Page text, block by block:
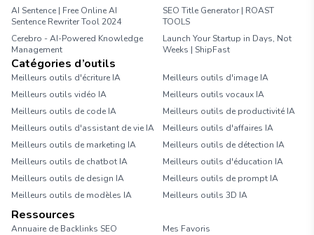
AI Sentence | Free Online AI
Sentence Rewriter Tool 2024
SEO Title Generator | ROAST
TOOLS
Cerebro - AI-Powered Knowledge
Management
Launch Your Startup in Days, Not
Weeks | ShipFast
Catégories d’outils
Meilleurs outils d'écriture IA
Meilleurs outils d'image IA
Meilleurs outils vidéo IA
Meilleurs outils vocaux IA
Meilleurs outils de code IA
Meilleurs outils de productivité IA
Meilleurs outils d'assistant de vie IA
Meilleurs outils d'affaires IA
Meilleurs outils de marketing IA
Meilleurs outils de détection IA
Meilleurs outils de chatbot IA
Meilleurs outils d'éducation IA
Meilleurs outils de design IA
Meilleurs outils de prompt IA
Meilleurs outils de modèles IA
Meilleurs outils 3D IA
Ressources
Annuaire de Backlinks SEO
Mes Favoris